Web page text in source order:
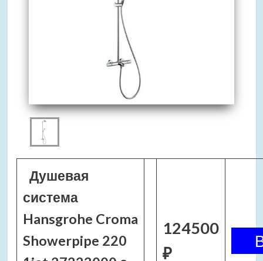
Душевая
система
Hansgrohe Croma
Showerpipe 220
124500
₽